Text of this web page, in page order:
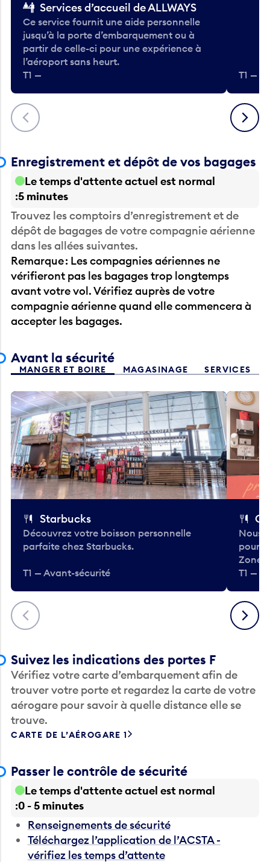
Précédent
Services d’accueil de ALLWAYS
Ce service fournit une aide personnelle
jusqu’à la porte d’embarquement ou à
partir de celle-ci pour une expérience à
l’aéroport sans heurt.
T1 —
T1 —
Suivant
Enregistrement et dépôt de vos bagages
Le temps d'attente actuel est normal
5 minutes
Trouvez les comptoirs d’enregistrement et de
dépôt de bagages de votre compagnie aérienne
dans les allées suivantes.
Remarque : Les compagnies aériennes ne
vérifieront pas les bagages trop longtemps
avant votre vol. Vérifiez auprès de votre
compagnie aérienne quand elle commencera à
accepter les bagages.
Avant la sécurité
MANGER ET BOIRE MAGASINAGE SERVICES
Précédent
Starbucks
Découvrez votre boisson personnelle
parfaite chez Starbucks.
T1 — Avant-sécurité
Nous
pour
Zone.
T1 —
Suivant
Suivez les indications des portes F
Vérifiez votre carte d’embarquement afin de
trouver votre porte et regardez la carte de votre
aérogare pour savoir à quelle distance elle se
trouve.
CARTE DE L’AÉROGARE 1
Passer le contrôle de sécurité
Le temps d'attente actuel est normal
0 - 5 minutes
Renseignements de sécurité
Téléchargez l’application de l’ACSTA -
vérifiez les temps d’attente